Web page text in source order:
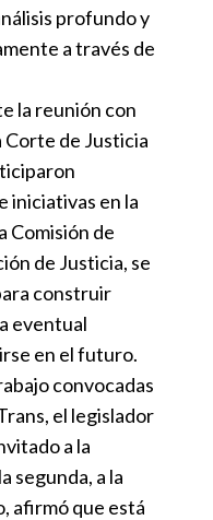
profundo y
a través de
la reunión con
de Justicia
iniciativas en la
Comisión de
de Justicia, se
construir
eventual
en el futuro.
convocadas
el legislador
a la
segunda, a la
afirmó que está